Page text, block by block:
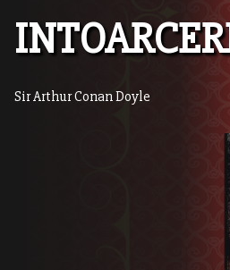
Sir Arthur Conan Doyle